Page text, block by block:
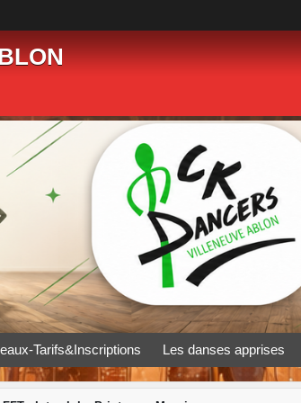
Tarifs&Inscriptions Les danses apprises